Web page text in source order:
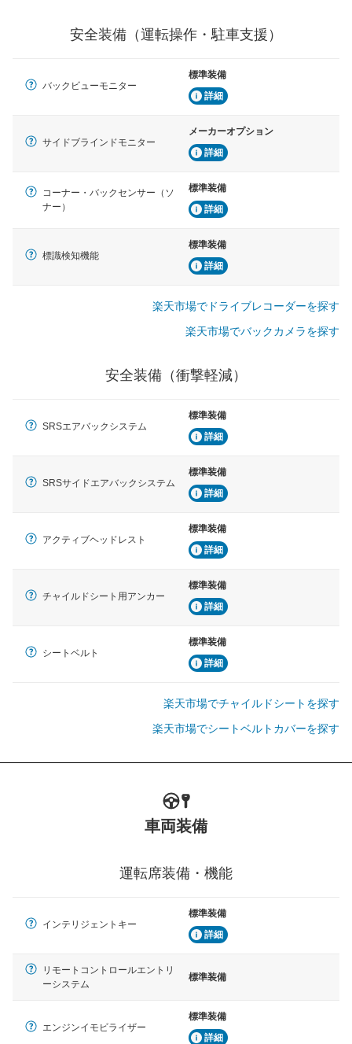
安全装備（運転操作・駐車支援）
バックビューモニター
標準装備
詳細
サイドブラインドモニター
メーカーオプション
詳細
コーナー・バックセンサー（ソ
ナー）
標準装備
詳細
標識検知機能
標準装備
詳細
楽天市場でドライブレコーダーを探す
楽天市場でバックカメラを探す
安全装備（衝撃軽減）
SRSエアバックシステム
標準装備
詳細
SRSサイドエアバックシステム
標準装備
詳細
アクティブヘッドレスト
標準装備
詳細
チャイルドシート用アンカー
標準装備
詳細
シートベルト
標準装備
詳細
楽天市場でチャイルドシートを探す
楽天市場でシートベルトカバーを探す
車両装備
運転席装備・機能
インテリジェントキー
標準装備
詳細
リモートコントロールエントリ
ーシステム
標準装備
エンジンイモビライザー
標準装備
詳細